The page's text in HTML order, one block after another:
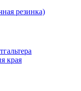
резинка)
края